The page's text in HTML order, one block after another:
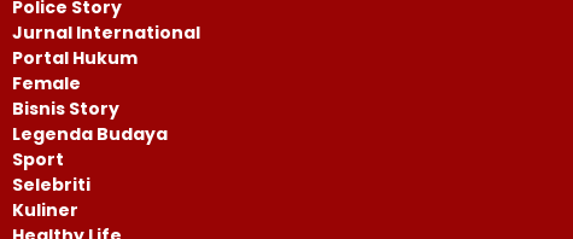
Police Story
Jurnal International
Portal Hukum
Female
Bisnis Story
Legenda Budaya
Sport
Selebriti
Kuliner